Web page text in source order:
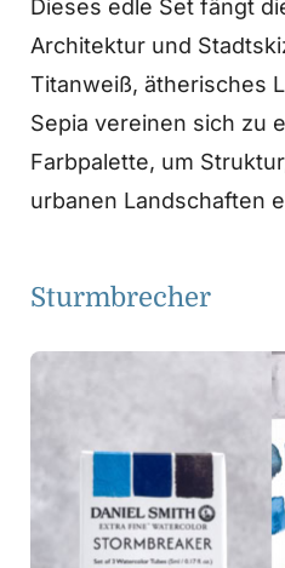
Dieses edle Set fängt
Architektur und
Titanweiß, ätherisches
Sepia vereinen sich zu
Farbpalette, um
urbanen Landschaften
Sturmbrecher